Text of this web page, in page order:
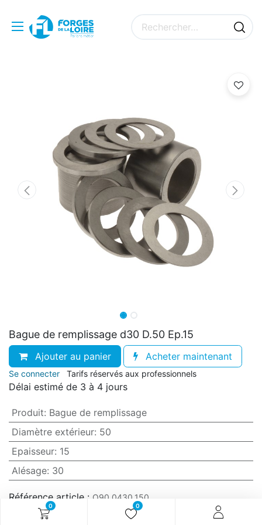
0 0
Bague de remplissage d30 D.50 Ep.15
Ajouter au panier Acheter maintenant
Se connecter Tarifs réservés aux professionnels
Délai estimé de 3 à 4 jours
Produit: Bague de remplissage
Diamètre extérieur: 50
Epaisseur: 15
Alésage: 30
Référence article : O90.0430.150